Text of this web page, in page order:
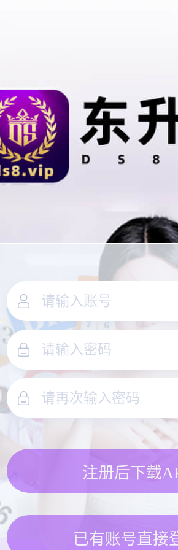
注册后下载
已有账号直接